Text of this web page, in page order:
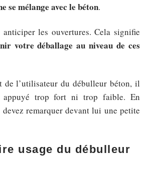
se mélange avec le béton.
les ouvertures. Cela signifie
votre déballage au niveau de ces
de l’utilisateur du débulleur béton, il
trop fort ni trop faible. En
remarquer devant lui une petite
usage du débulleur